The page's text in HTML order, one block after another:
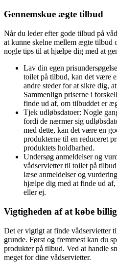
Gennemskue ægte tilbud
Når du leder efter gode tilbud på
at kunne skelne mellem ægte tilbud
nogle tips til at hjælpe dig med at
Lav din egen
toilet på tilbud, kan det være
andre steder for at sikre dig,
Sammenlign priserne i
finde ud af, om tilbuddet er
Tjek udløbsdatoer: Nogle
fordi de nærmer sig
med dette, kan det være en
produkterne til en reduceret
produktets holdbarhed.
Undersøg anmeldelser og
vådservietter til toilet på
læse anmeldelser og
hjælpe dig med at finde ud
eller ej.
Vigtigheden af at købe
Det er vigtigt at finde vådservietter
grunde. Først og fremmest kan du
produkter på tilbud. Ved at handle
meget for dine vådservietter.